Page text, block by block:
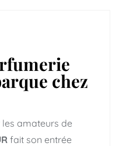
chez
les amateurs de
fait son entrée